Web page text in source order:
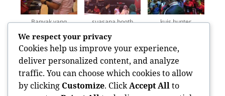
Banyak yang
Andromax
suasana booth
kuis hunter
We respect your privacy
Cookies help us improve your experience,
deliver personalized content, and analyze
traffic. You can choose which cookies to allow
by clicking Customize. ClickAccept Allto